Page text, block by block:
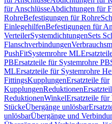
für AnschlüsseAbdichtungen für
RohreBefestigungen für Rohre
EinlegehilfenBefestigungen für
VerteilerSystemdichtungenSets
Flanschverbindungen
PushFitSystemrohre ML
PBErsatzteile für Systemrohre PB
MLErsatzteile für Systemrohre
FittingsKupplungenErsatzteile für
KupplungenReduktionen
ReduktionenWinkelErsatzteile für
StückeÜbergänge unlösbar
unlösbarÜbergänge und